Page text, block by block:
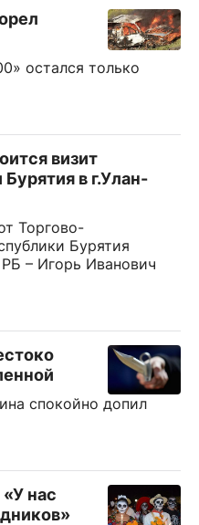
остался только
визит
в г.Улан-
Торгово-
Бурятия
– Игорь Иванович
спокойно допил
нас